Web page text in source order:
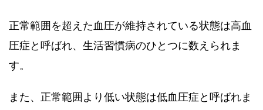
正常範囲を超えた血圧が維持されている状態は高血
圧症と呼ばれ、生活習慣病のひとつに数えられま
す。
また、正常範囲より低い状態は低血圧症と呼ばれま